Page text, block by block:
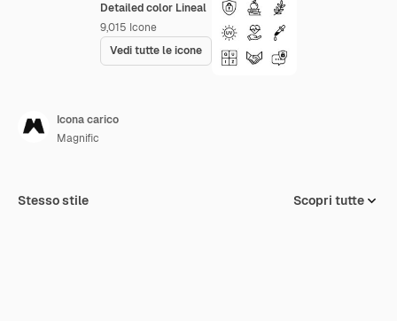
Detailed color Lineal
9,015 Icone
Vedi tutte le icone
Icona carico
Magnific
Stesso stile Scopri tutte